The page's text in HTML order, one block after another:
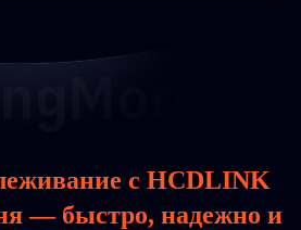
с HCDLINK
— быстро, надежно и